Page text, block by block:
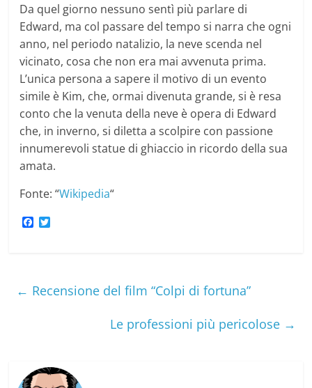
Da quel giorno nessuno sentì più parlare di
Edward, ma col passare del tempo si narra che ogni
anno, nel periodo natalizio, la neve scenda nel
vicinato, cosa che non era mai avvenuta prima.
L’unica persona a sapere il motivo di un evento
simile è Kim, che, ormai divenuta grande, si è resa
conto che la venuta della neve è opera di Edward
che, in inverno, si diletta a scolpire con passione
innumerevoli statue di ghiaccio in ricordo della sua
amata.
Fonte: “Wikipedia“
F
o
k
r
← Recensione del film “Colpi di fortuna”
Le professioni più pericolose →